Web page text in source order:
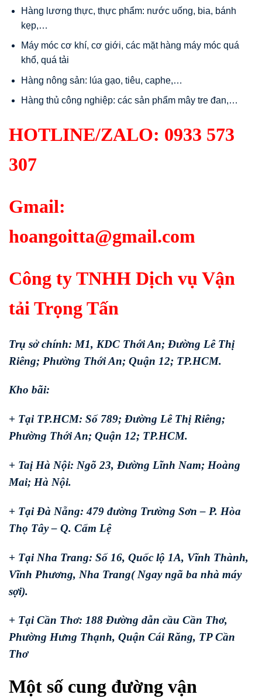
Hàng lương thực, thực phẩm: nước uống, bia, bánh
kẹp,…
Máy móc cơ khí, cơ giới, các mặt hàng máy móc quá
khổ, quá tải
Hàng nông sản: lúa gạo, tiêu, caphe,…
Hàng thủ công nghiệp: các sản phẩm mây tre đan,…
HOTLINE/ZALO: 0933 573
307
Gmail:
hoangoitta@gmail.com
Công ty TNHH Dịch vụ Vận
tải Trọng Tấn
Trụ sở chính: M1, KDC Thới An; Đường Lê Thị
Riêng; Phường Thới An; Quận 12; TP.HCM.
Kho bãi:
+ Tại TP.HCM: Số 789; Đường Lê Thị Riêng;
Phường Thới An; Quận 12; TP.HCM.
+ Taị Hà Nội: Ngõ 23, Đường Lĩnh Nam; Hoàng
Mai; Hà Nội.
+ Tại Đà Nẵng: 479 đường Trường Sơn – P. Hòa
Thọ Tây – Q. Cẩm Lệ
+ Tại Nha Trang: Số 16, Quốc lộ 1A, Vĩnh Thành,
Vĩnh Phương, Nha Trang( Ngay ngã ba nhà máy
sợi).
+ Tại Cần Thơ: 188 Đường dẫn cầu Cần Thơ,
Phường Hưng Thạnh, Quận Cái Răng, TP Cần
Thơ
Một số cung đường vận